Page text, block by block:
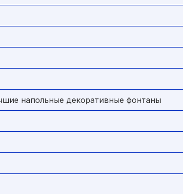
напольные декоративные фонтаны